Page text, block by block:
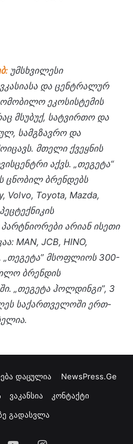
უმსხვილესი
და ცენტრალურ
ეკოსისტემის
მსუბუქ, სატვირთო და
სამგზავრო და
მთელი ქვეყნის
აქვს. „თეგეტა“
ცნობილ ბრენდებს
Volvo, Toyota, Mazda,
არიან ისეთი
MAN, JCB, HINO,
„თეგეტა” მსოფლიოს 300-
ბრენდის
„თეგეტა ჰოლდინგი”, 3
საქართველოში ერთ-
დაცულია NewsPress.Ge
ვაკანსია
კონტაქტი
გადასვლა